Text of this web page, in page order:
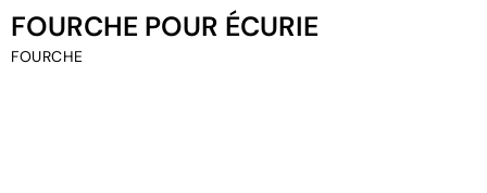
FOURCHE POUR ÉCURIE
FOURCHE